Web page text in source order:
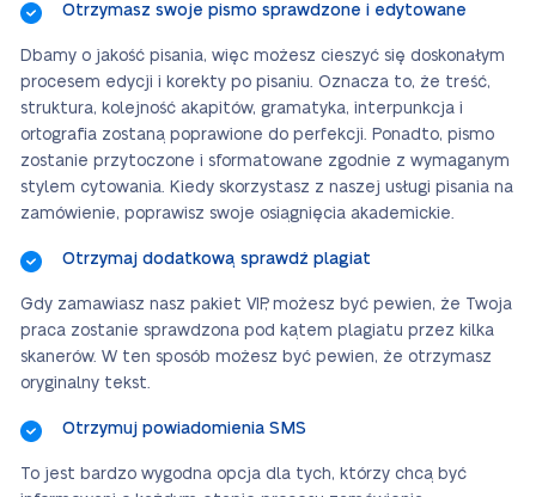
Otrzymasz swoje pismo sprawdzone i edytowane
Dbamy o jakość pisania, więc możesz cieszyć się doskonałym
procesem edycji i korekty po pisaniu. Oznacza to, że treść,
struktura, kolejność akapitów, gramatyka, interpunkcja i
ortografia zostaną poprawione do perfekcji. Ponadto, pismo
zostanie przytoczone i sformatowane zgodnie z wymaganym
stylem cytowania. Kiedy skorzystasz z naszej usługi pisania na
zamówienie, poprawisz swoje osiągnięcia akademickie.
Otrzymaj dodatkową sprawdź plagiat
Gdy zamawiasz nasz pakiet VIP, możesz być pewien, że Twoja
praca zostanie sprawdzona pod kątem plagiatu przez kilka
skanerów. W ten sposób możesz być pewien, że otrzymasz
oryginalny tekst.
Otrzymuj powiadomienia SMS
To jest bardzo wygodna opcja dla tych, którzy chcą być